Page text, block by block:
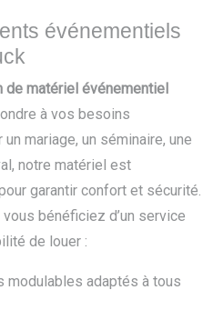
événementiels
de matériel événementiel
à vos besoins
mariage, un séminaire, une
notre matériel est
garantir confort et sécurité.
bénéficiez d’un service
de louer :
modulables adaptés à tous